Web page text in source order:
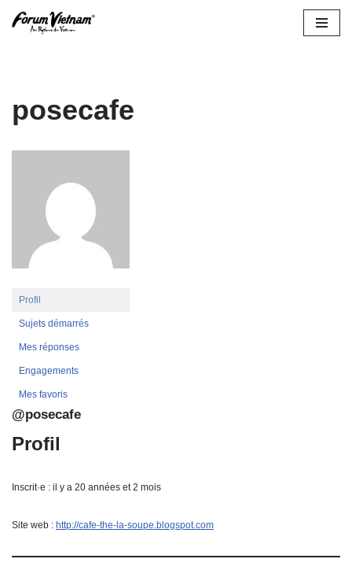
posecafe
Profil
Sujets démarrés
Mes réponses
Engagements
Mes favoris
@posecafe
Profil
Inscrit·e : il y a 20 années et 2 mois
Site web : http://cafe-the-la-soupe.blogspot.com